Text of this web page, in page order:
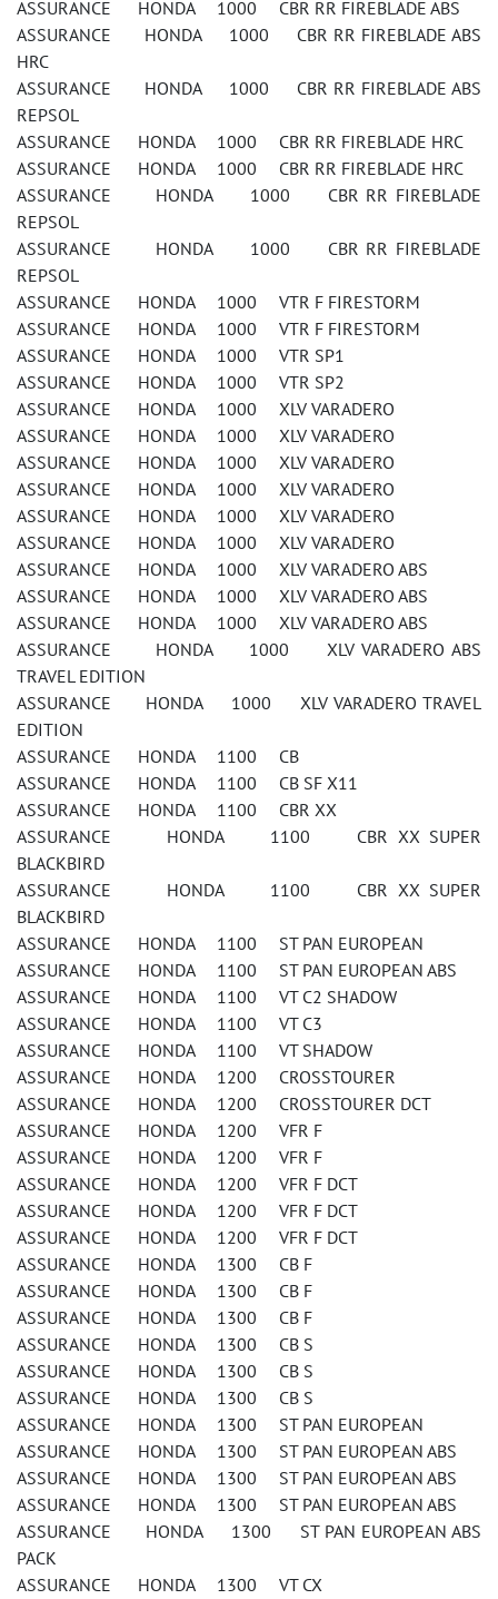
ASSURANCE HONDA 1000 CBR RR FIREBLADE ABS
ASSURANCE HONDA 1000 CBR RR FIREBLADE ABS
HRC
ASSURANCE HONDA 1000 CBR RR FIREBLADE ABS
REPSOL
ASSURANCE HONDA 1000 CBR RR FIREBLADE HRC
ASSURANCE HONDA 1000 CBR RR FIREBLADE HRC
ASSURANCE HONDA 1000 CBR RR FIREBLADE
REPSOL
ASSURANCE HONDA 1000 CBR RR FIREBLADE
REPSOL
ASSURANCE HONDA 1000 VTR F FIRESTORM
ASSURANCE HONDA 1000 VTR F FIRESTORM
ASSURANCE HONDA 1000 VTR SP1
ASSURANCE HONDA 1000 VTR SP2
ASSURANCE HONDA 1000 XLV VARADERO
ASSURANCE HONDA 1000 XLV VARADERO
ASSURANCE HONDA 1000 XLV VARADERO
ASSURANCE HONDA 1000 XLV VARADERO
ASSURANCE HONDA 1000 XLV VARADERO
ASSURANCE HONDA 1000 XLV VARADERO
ASSURANCE HONDA 1000 XLV VARADERO ABS
ASSURANCE HONDA 1000 XLV VARADERO ABS
ASSURANCE HONDA 1000 XLV VARADERO ABS
ASSURANCE HONDA 1000 XLV VARADERO ABS
TRAVEL EDITION
ASSURANCE HONDA 1000 XLV VARADERO TRAVEL
EDITION
ASSURANCE HONDA 1100 CB
ASSURANCE HONDA 1100 CB SF X11
ASSURANCE HONDA 1100 CBR XX
ASSURANCE HONDA 1100 CBR XX SUPER
BLACKBIRD
ASSURANCE HONDA 1100 CBR XX SUPER
BLACKBIRD
ASSURANCE HONDA 1100 ST PAN EUROPEAN
ASSURANCE HONDA 1100 ST PAN EUROPEAN ABS
ASSURANCE HONDA 1100 VT C2 SHADOW
ASSURANCE HONDA 1100 VT C3
ASSURANCE HONDA 1100 VT SHADOW
ASSURANCE HONDA 1200 CROSSTOURER
ASSURANCE HONDA 1200 CROSSTOURER DCT
ASSURANCE HONDA 1200 VFR F
ASSURANCE HONDA 1200 VFR F
ASSURANCE HONDA 1200 VFR F DCT
ASSURANCE HONDA 1200 VFR F DCT
ASSURANCE HONDA 1200 VFR F DCT
ASSURANCE HONDA 1300 CB F
ASSURANCE HONDA 1300 CB F
ASSURANCE HONDA 1300 CB F
ASSURANCE HONDA 1300 CB S
ASSURANCE HONDA 1300 CB S
ASSURANCE HONDA 1300 CB S
ASSURANCE HONDA 1300 ST PAN EUROPEAN
ASSURANCE HONDA 1300 ST PAN EUROPEAN ABS
ASSURANCE HONDA 1300 ST PAN EUROPEAN ABS
ASSURANCE HONDA 1300 ST PAN EUROPEAN ABS
ASSURANCE HONDA 1300 ST PAN EUROPEAN ABS
PACK
ASSURANCE HONDA 1300 VT CX